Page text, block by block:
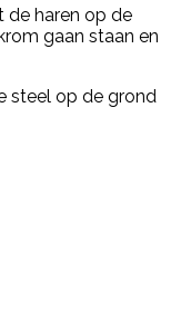
de haren op de
gaan staan en
steel op de grond